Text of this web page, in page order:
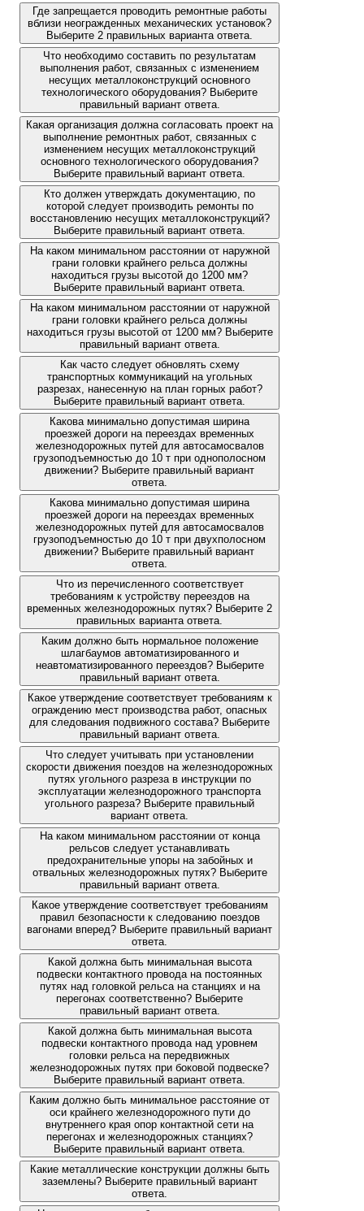
Где запрещается проводить ремонтные работы
вблизи неогражденных механических установок?
Выберите 2 правильных варианта ответа.
Что необходимо составить по результатам
выполнения работ, связанных с изменением
несущих металлоконструкций основного
технологического оборудования? Выберите
правильный вариант ответа.
Какая организация должна согласовать проект на
выполнение ремонтных работ, связанных с
изменением несущих металлоконструкций
основного технологического оборудования?
Выберите правильный вариант ответа.
Кто должен утверждать документацию, по
которой следует производить ремонты по
восстановлению несущих металлоконструкций?
Выберите правильный вариант ответа.
На каком минимальном расстоянии от наружной
грани головки крайнего рельса должны
находиться грузы высотой до 1200 мм?
Выберите правильный вариант ответа.
На каком минимальном расстоянии от наружной
грани головки крайнего рельса должны
находиться грузы высотой от 1200 мм? Выберите
правильный вариант ответа.
Как часто следует обновлять схему
транспортных коммуникаций на угольных
разрезах, нанесенную на план горных работ?
Выберите правильный вариант ответа.
Какова минимально допустимая ширина
проезжей дороги на переездах временных
железнодорожных путей для автосамосвалов
грузоподъемностью до 10 т при однополосном
движении? Выберите правильный вариант
ответа.
Какова минимально допустимая ширина
проезжей дороги на переездах временных
железнодорожных путей для автосамосвалов
грузоподъемностью до 10 т при двухполосном
движении? Выберите правильный вариант
ответа.
Что из перечисленного соответствует
требованиям к устройству переездов на
временных железнодорожных путях? Выберите 2
правильных варианта ответа.
Каким должно быть нормальное положение
шлагбаумов автоматизированного и
неавтоматизированного переездов? Выберите
правильный вариант ответа.
Какое утверждение соответствует требованиям к
ограждению мест производства работ, опасных
для следования подвижного состава? Выберите
правильный вариант ответа.
Что следует учитывать при установлении
скорости движения поездов на железнодорожных
путях угольного разреза в инструкции по
эксплуатации железнодорожного транспорта
угольного разреза? Выберите правильный
вариант ответа.
На каком минимальном расстоянии от конца
рельсов следует устанавливать
предохранительные упоры на забойных и
отвальных железнодорожных путях? Выберите
правильный вариант ответа.
Какое утверждение соответствует требованиям
правил безопасности к следованию поездов
вагонами вперед? Выберите правильный вариант
ответа.
Какой должна быть минимальная высота
подвески контактного провода на постоянных
путях над головкой рельса на станциях и на
перегонах соответственно? Выберите
правильный вариант ответа.
Какой должна быть минимальная высота
подвески контактного провода над уровнем
головки рельса на передвижных
железнодорожных путях при боковой подвеске?
Выберите правильный вариант ответа.
Каким должно быть минимальное расстояние от
оси крайнего железнодорожного пути до
внутреннего края опор контактной сети на
перегонах и железнодорожных станциях?
Выберите правильный вариант ответа.
Какие металлические конструкции должны быть
заземлены? Выберите правильный вариант
ответа.